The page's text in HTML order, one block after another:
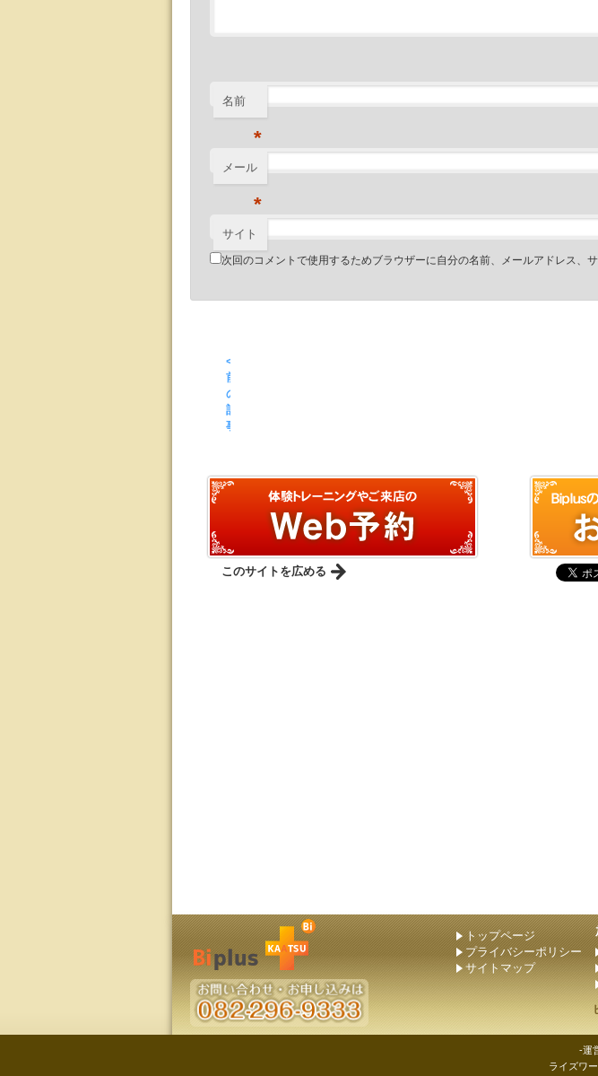
名前
*
メール
*
サイト
次回のコメントで使用するためブラウザーに自分の名前、メールアドレス、サ
<
前
の
記
事
このサイトを広める
トップページ
プライバシーポリシー
サイトマップ
-運
ライズワ